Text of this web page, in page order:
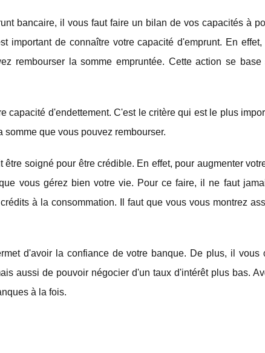
bancaire, il vous faut faire un bilan de vos capacités à
important de connaître votre capacité d'emprunt. En
rembourser la somme empruntée. Cette action se
capacité d'endettement. C'est le critère qui est le plus
que vous pouvez rembourser.
soigné pour être crédible. En effet, pour augmenter
vous gérez bien votre vie. Pour ce faire, il ne faut
à la consommation. Il faut que vous vous montrez
d'avoir la confiance de votre banque. De plus, il vous
aussi de pouvoir négocier d'un taux d'intérêt plus bas.
à la fois.